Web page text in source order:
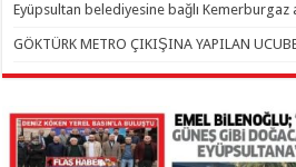
Eyüpsultan belediyesine bağlı
GÖKTÜRK METRO ÇIKIŞINA YAPILAN